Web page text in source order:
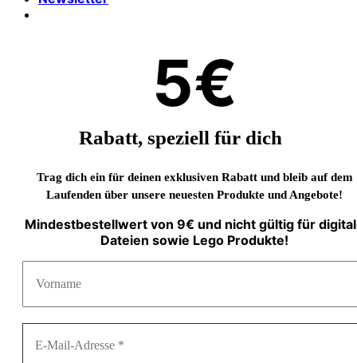
5€
Rabatt, speziell für dich
Trag dich ein für deinen exklusiven Rabatt und bleib auf dem
Laufenden über unsere neuesten Produkte und Angebote!
Mindestbestellwert von 9€ und nicht gültig für
Dateien sowie Lego Produkte!